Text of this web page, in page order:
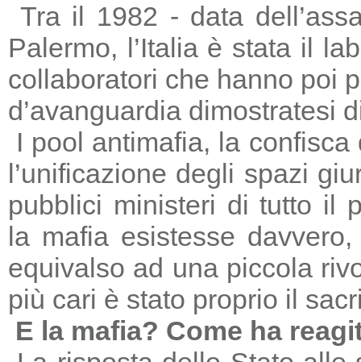
Tra il 1982 - data
Palermo, l’Italia è stata il
collaboratori che hanno poi
d’avanguardia dimostratesi
I pool antimafia, la
l’unificazione degli spazi
pubblici ministeri di tutto il
la mafia esistesse
equivalso ad una piccola
più cari è stato proprio il
E la mafia? Come ha